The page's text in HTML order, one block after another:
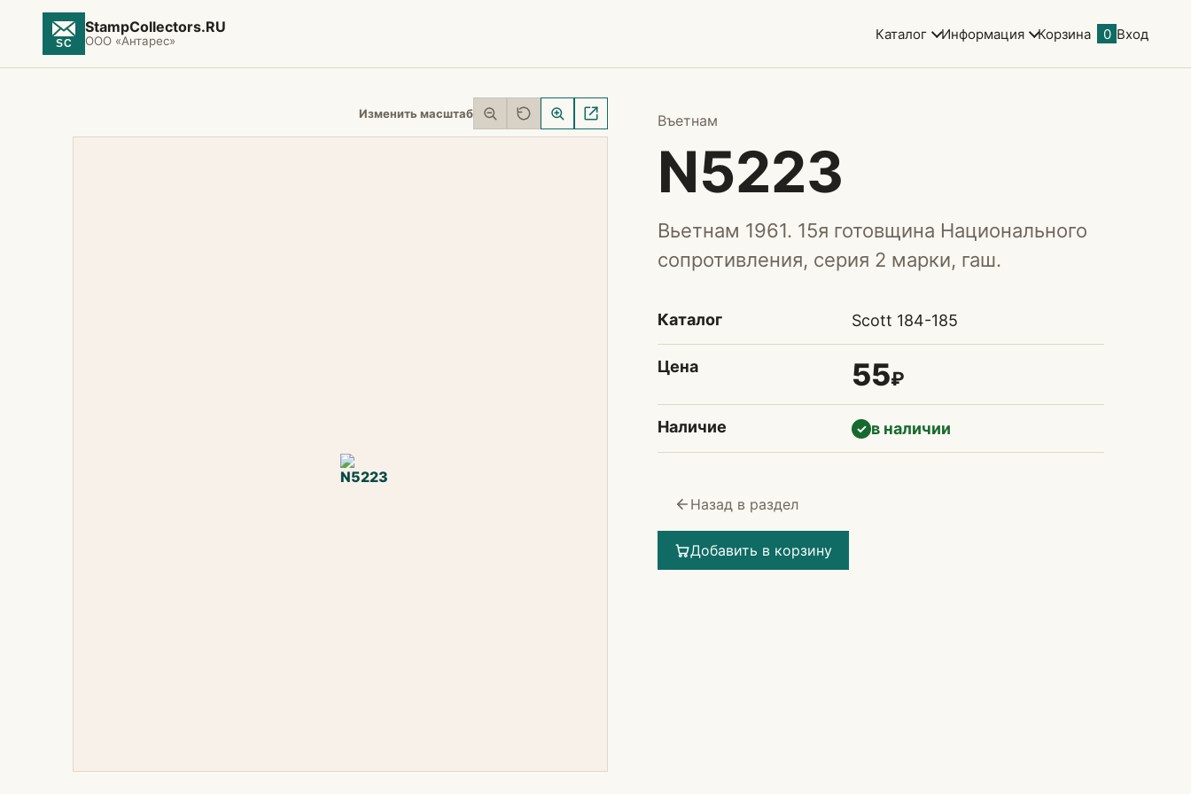
StampCollectors.RU
ООО «Антарес» Каталог Информация Корзина 0 Вход
Изменить масштаб Въетнам
N5223
Вьетнам 1961. 15я готовщина Национального
сопротивления, серия 2 марки, гаш.
Каталог Scott 184-185
Цена 55₽
Наличие ✓ в наличии
Назад в раздел
Добавить в корзину